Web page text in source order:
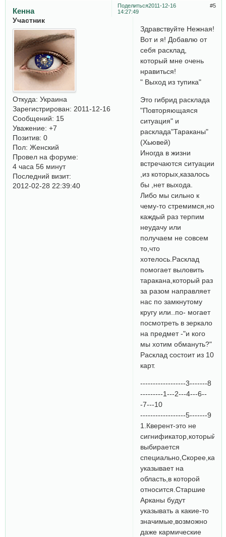
Поделиться 5
2011-12-16
14:27:49
Кенна
Участник
Откуда: Украина
Зарегистрирован: 2011-12-16
Сообщений: 15
Уважение: +7
Позитив: 0
Пол: Женский
Провел на форуме:
4 часа 56 минут
Последний визит:
2012-02-28 22:39:40
Здравствуйте Нежная!
Вот и я! Добавлю от
себя расклад,
который мне очень
нравиться!
" Выход из тупика"
Это гибрид расклада
"Повторяющаяся
ситуация" и
расклада"Тараканы"
(Хьювей)
Иногда в жизни
встречаются ситуации
,из которых,казалось
бы ,нет выхода.
Либо мы сильно к
чему-то стремимся,но
каждый раз терпим
неудачу или
получаем не совсем
то,что
хотелось.Расклад
помогает выловить
таракана,который раз
за разом направляет
нас по замкнутому
кругу или..по- могает
посмотреть в зеркало
на предмет -"и кого
мы хотим обмануть?"
Расклад состоит из 10
карт.
------------------3-------8
---------1---2---4---6--
-7---10
------------------5-------9
1.Кверент-это не
сигнификатор,который
выбирается
специально,Скорее,карта
указывает на
область,в которой
относится.Старшие
Арканы будут
указывать а какие-то
значимые,возможно
даже кармические